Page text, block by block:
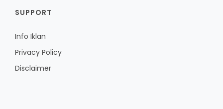
SUPPORT
Info Iklan
Privacy Policy
Disclaimer